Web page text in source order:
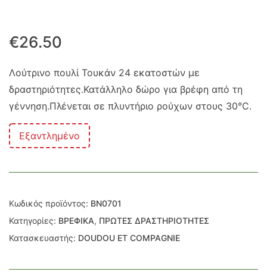
€26.50
Λούτρινο πουλί Τουκάν 24 εκατοστών με
δραστηριότητες.Κατάλληλο δώρο για βρέφη από τη
γέννηση.Πλένεται σε πλυντήριο ρούχων στους 30°C.
Εξαντλημένο
Κωδικός προϊόντος: BN0701
Κατηγορίες: ΒΡΕΦΙΚΑ, ΠΡΩΤΕΣ ΔΡΑΣΤΗΡΙΟΤΗΤΕΣ
Κατασκευαστής: DOUDOU ET COMPAGNIE